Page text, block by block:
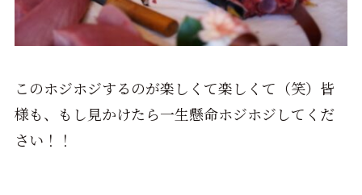
このホジホジするのが楽しくて楽しくて（笑）皆
様も、もし見かけたら一生懸命ホジホジしてくだ
さい！！